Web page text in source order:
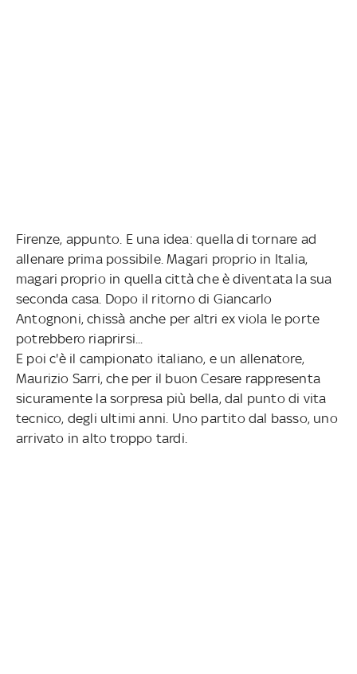
Firenze, appunto. E una idea: quella di tornare ad
allenare prima possibile. Magari proprio in Italia,
magari proprio in quella città che è diventata la sua
seconda casa. Dopo il ritorno di Giancarlo
Antognoni, chissà anche per altri ex viola le porte
potrebbero riaprirsi...
E poi c'è il campionato italiano, e un allenatore,
Maurizio Sarri, che per il buon Cesare rappresenta
sicuramente la sorpresa più bella, dal punto di vita
tecnico, degli ultimi anni. Uno partito dal basso, uno
arrivato in alto troppo tardi.